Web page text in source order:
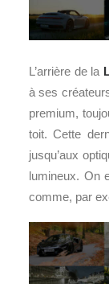
L’arrière de la
à ses
premium,
toit. Cette
jusqu’aux
lumineux. On
comme, par